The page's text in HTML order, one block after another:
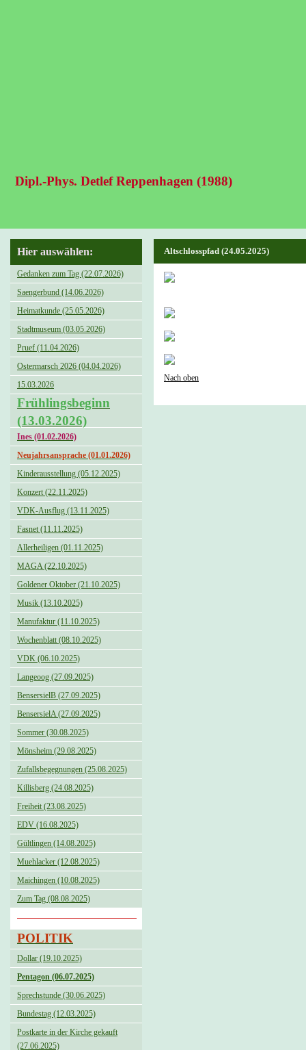
Dipl.-Phys. Detlef Reppenhagen (1988)
Hier auswählen:
Gedanken zum Tag (22.07.2026)
Saengerbund (14.06.2026)
Heimatkunde (25.05.2026)
Stadtmuseum (03.05.2026)
Pruef (11.04.2026)
Ostermarsch 2026 (04.04.2026)
15.03.2026
Frühlingsbeginn
(13.03.2026)
Ines (01.02.2026)
Neujahrsansprache (01.01.2026)
Kinderausstellung (05.12.2025)
Konzert (22.11.2025)
VDK-Ausflug (13.11.2025)
Fasnet (11.11.2025)
Allerheiligen (01.11.2025)
MAGA (22.10.2025)
Goldener Oktober (21.10.2025)
Musik (13.10.2025)
Manufaktur (11.10.2025)
Wochenblatt (08.10.2025)
VDK (06.10.2025)
Langeoog (27.09.2025)
BensersielB (27.09.2025)
BensersielA (27.09.2025)
Sommer (30.08.2025)
Mönsheim (29.08.2025)
Zufallsbegegnungen (25.08.2025)
Killisberg (24.08.2025)
Freiheit (23.08.2025)
EDV (16.08.2025)
Gültlingen (14.08.2025)
Muehlacker (12.08.2025)
Maichingen (10.08.2025)
Zum Tag (08.08.2025)
POLITIK
Dollar (19.10.2025)
Pentagon (06.07.2025)
Sprechstunde (30.06.2025)
Bundestag (12.03.2025)
Postkarte in der Kirche gekauft
(27.06.2025)
Altschlosspfad (24.05.2025)
Nach oben